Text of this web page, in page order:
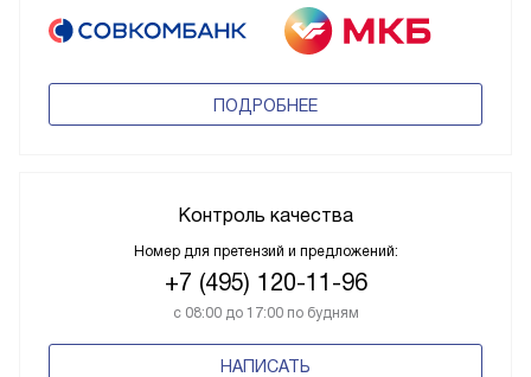
ПОДРОБНЕЕ
Контроль качества
Номер для претензий и предложений:
+7 (495) 120-11-96
с 08:00 до 17:00 по будням
НАПИСАТЬ